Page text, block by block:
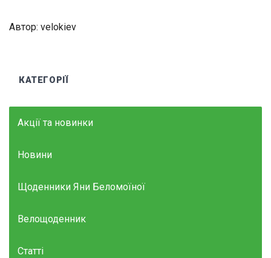
Автор: velokiev
КАТЕГОРІЇ
Акції та новинки
Новини
Щоденники Яни Беломоїної
Велощоденник
Статті